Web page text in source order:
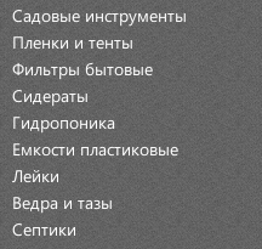
Садовые инструменты
Пленки и тенты
Фильтры бытовые
Сидераты
Гидропоника
Емкости пластиковые
Лейки
Ведра и тазы
Септики